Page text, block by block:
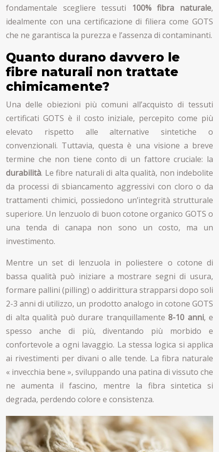
fondamentale scegliere tessuti 100% fibra naturale,
idealmente con una certificazione di filiera come GOTS
che ne garantisca la purezza e l’assenza di contaminanti.
Quanto durano davvero le
fibre naturali non trattate
chimicamente?
Una delle obiezioni più comuni all’acquisto di tessuti
certificati GOTS è il costo iniziale, percepito come più
elevato rispetto alle alternative sintetiche o
convenzionali. Tuttavia, questa è una visione a breve
termine che non tiene conto di un fattore cruciale: la
durabilità. Le fibre naturali di alta qualità, non indebolite
da processi di sbiancamento aggressivi con cloro o da
trattamenti chimici, possiedono un’integrità strutturale
superiore. Un lenzuolo di buon cotone organico GOTS o
una tenda di canapa non sono un costo, ma un
investimento.
Mentre un set di lenzuola in poliestere o cotone di
bassa qualità può iniziare a mostrare segni di usura,
formare pallini (pilling) o addirittura strapparsi dopo soli
2-3 anni di utilizzo, un prodotto analogo in cotone GOTS
di alta qualità può durare tranquillamente 8-10 anni, e
spesso anche di più, diventando più morbido e
confortevole a ogni lavaggio. La stessa logica si applica
ai rivestimenti per divani o alle tende. La fibra naturale
« invecchia bene », sviluppando una patina di vissuto che
ne aumenta il fascino, mentre la fibra sintetica si
degrada, perdendo colore e consistenza.